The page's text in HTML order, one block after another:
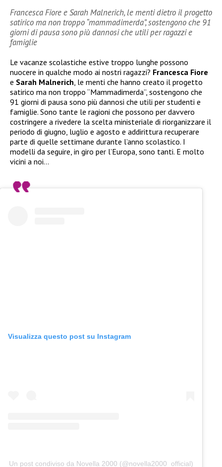
Francesca Fiore e Sarah Malnerich, le menti dietro il progetto
satirico ma non troppo “mammadimerda”, sostengono che 91
giorni di pausa sono più dannosi che utili per ragazzi e
famiglie
Le vacanze scolastiche estive troppo lunghe possono
nuocere in qualche modo ai nostri ragazzi? Francesca Fiore
e Sarah Malnerich , le menti che hanno creato il progetto
satirico ma non troppo “Mammadimerda”, sostengono che
91 giorni di pausa sono più dannosi che utili per studenti e
famiglie. Sono tante le ragioni che possono per davvero
costringere a rivedere la scelta ministeriale di riorganizzare il
periodo di giugno, luglio e agosto e addirittura recuperare
parte di quelle settimane durante l’anno scolastico. I
modelli da seguire, in giro per l’Europa, sono tanti. E molto
vicini a noi…
Visualizza questo post su Instagram
Un post condiviso da Novella 2000 (@novella2000_official)